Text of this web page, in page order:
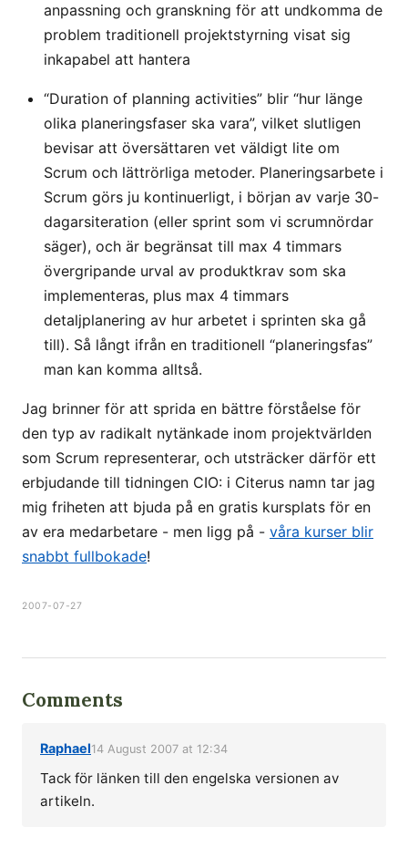
anpassning och granskning för att undkomma de
problem traditionell projektstyrning visat sig
inkapabel att hantera
“Duration of planning activities” blir “hur länge
olika planeringsfaser ska vara”, vilket slutligen
bevisar att översättaren vet väldigt lite om
Scrum och lättrörliga metoder. Planeringsarbete i
Scrum görs ju kontinuerligt, i början av varje 30-
dagarsiteration (eller sprint som vi scrumnördar
säger), och är begränsat till max 4 timmars
övergripande urval av produktkrav som ska
implementeras, plus max 4 timmars
detaljplanering av hur arbetet i sprinten ska gå
till). Så långt ifrån en traditionell “planeringsfas”
man kan komma alltså.
Jag brinner för att sprida en bättre förståelse för
den typ av radikalt nytänkade inom projektvärlden
som Scrum representerar, och utsträcker därför ett
erbjudande till tidningen CIO: i Citerus namn tar jag
mig friheten att bjuda på en gratis kursplats för en
av era medarbetare - men ligg på - våra kurser blir
snabbt fullbokade!
2007-07-27
Comments
Raphael14 August 2007 at 12:34
Tack för länken till den engelska versionen av
artikeln.